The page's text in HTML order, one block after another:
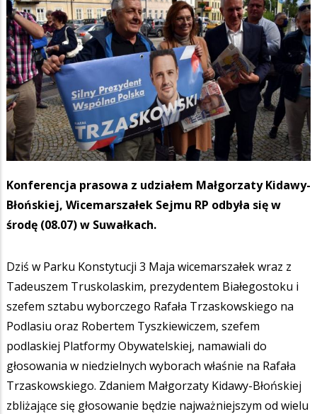
Konferencja prasowa z udziałem Małgorzaty Kidawy-
Błońskiej, Wicemarszałek Sejmu RP odbyła się w
środę (08.07) w Suwałkach.
Dziś w Parku Konstytucji 3 Maja wicemarszałek wraz z
Tadeuszem Truskolaskim, prezydentem Białegostoku i
szefem sztabu wyborczego Rafała Trzaskowskiego na
Podlasiu oraz Robertem Tyszkiewiczem, szefem
podlaskiej Platformy Obywatelskiej, namawiali do
głosowania w niedzielnych wyborach właśnie na Rafała
Trzaskowskiego. Zdaniem Małgorzaty Kidawy-Błońskiej
zbliżające się głosowanie będzie najważniejszym od wielu